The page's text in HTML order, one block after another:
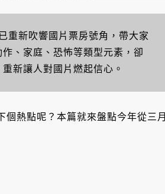
重新吹響國片票房號角，帶大家
、家庭、恐怖等類型元素，卻
新讓人對國片燃起信心。
熱點呢？本篇就來盤點今年從三月